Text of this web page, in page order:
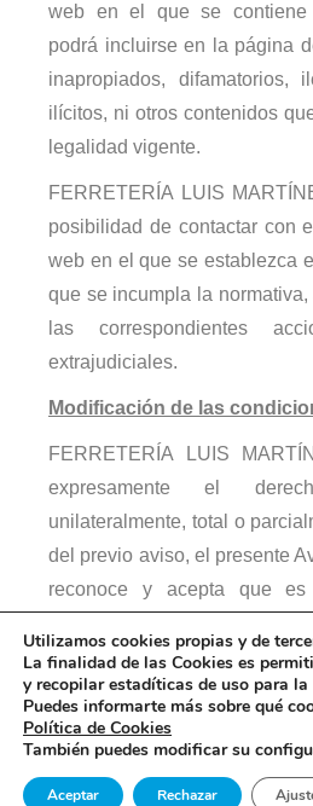
web en el que se contiene
podrá incluirse en la página
inapropiados, difamatorios,
ilícitos, ni otros contenidos
legalidad vigente.
FERRETERÍA LUIS
posibilidad de contactar con
web en el que se establezca
que se incumpla la
las correspondientes
extrajudiciales.
Modificación de las
FERRETERÍA LUIS
expresamente el
unilateralmente, total o
del previo aviso, el presente
reconoce y acepta que es
Copyright
Utilizamos cookies propias y de
La finalidad de las Cookies es
y recopilar estadíticas de uso para
Puedes informarte más sobre qué
Política de Cookies
También puedes modificar su
Aceptar Rechazar